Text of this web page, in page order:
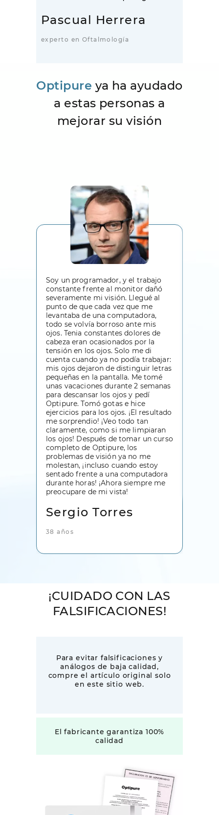
Pascual Herrera
experto en Oftalmología
Optipure ya ha ayudado
a estas personas a
mejorar su visión
Soy un programador, y el trabajo
constante frente al monitor dañó
severamente mi visión. Llegué al
punto de que cada vez que me
levantaba de una computadora,
todo se volvía borroso ante mis
ojos. Tenia constantes dolores de
cabeza eran ocasionados por la
tensión en los ojos. Solo me di
cuenta cuando ya no podía trabajar:
mis ojos dejaron de distinguir letras
pequeñas en la pantalla. Me tomé
unas vacaciones durante 2 semanas
para descansar los ojos y pedí
Optipure. Tomó gotas e hice
ejercicios para los ojos. ¡El resultado
me sorprendio! ¡Veo todo tan
claramente, como si me limpiaran
los ojos! Después de tomar un curso
completo de Optipure, los
problemas de visión ya no me
molestan, ¡incluso cuando estoy
sentado frente a una computadora
durante horas! ¡Ahora siempre me
preocupare de mi vista!
Sergio Torres
38 años
¡CUIDADO CON LAS
FALSIFICACIONES!
Para evitar falsificaciones y
análogos de baja calidad,
compre el artículo original solo
en este sitio web.
El fabricante garantiza 100%
calidad